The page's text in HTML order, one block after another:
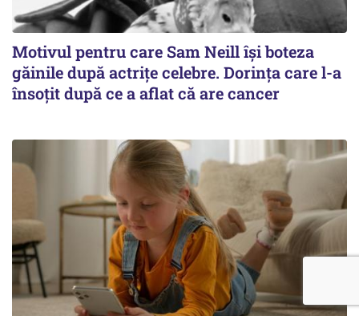
Motivul pentru care Sam Neill își boteza
găinile după actrițe celebre. Dorința care l-a
însoțit după ce a aflat că are cancer